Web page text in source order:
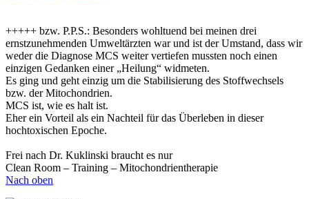
+++++ bzw. P.P.S.: Besonders wohltuend bei meinen drei
ernstzunehmenden Umweltärzten war und ist der Umstand, dass wir
weder die Diagnose MCS weiter vertiefen mussten noch einen
einzigen Gedanken einer „Heilung“ widmeten.
Es ging und geht einzig um die Stabilisierung des Stoffwechsels
bzw. der Mitochondrien.
MCS ist, wie es halt ist.
Eher ein Vorteil als ein Nachteil für das Überleben in dieser
hochtoxischen Epoche.
Frei nach Dr. Kuklinski braucht es nur
Clean Room – Training – Mitochondrientherapie
Nach oben